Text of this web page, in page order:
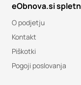
eObnova.si
O podjetju
Kontakt
Piškotki
Pogoji poslovanja